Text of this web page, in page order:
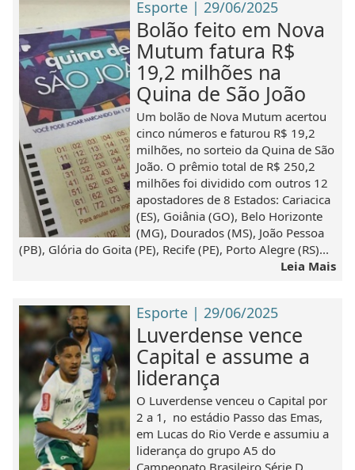
Esporte | 29/06/2025
Bolão feito em Nova
Mutum fatura R$
19,2 milhões na
Quina de São João
Um bolão de Nova Mutum acertou
cinco números e faturou R$ 19,2
milhões, no sorteio da Quina de São
João. O prêmio total de R$ 250,2
milhões foi dividido com outros 12
apostadores de 8 Estados: Cariacica
(ES), Goiânia (GO), Belo Horizonte
(MG), Dourados (MS), João Pessoa
(PB), Glória do Goita (PE), Recife (PE), Porto Alegre (RS)...
Leia Mais
Esporte | 29/06/2025
Luverdense vence
Capital e assume a
liderança
O Luverdense venceu o Capital por
2 a 1, no estádio Passo das Emas,
em Lucas do Rio Verde e assumiu a
liderança do grupo A5 do
Campeonato Brasileiro Série D.